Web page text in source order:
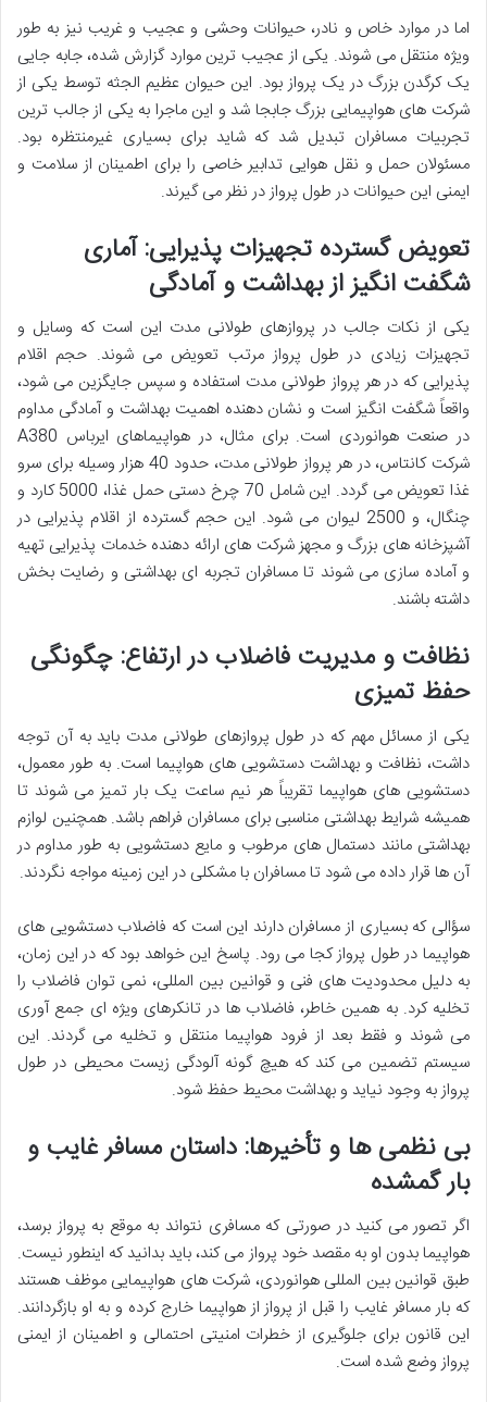
اما در موارد خاص و نادر، حیوانات وحشی و عجیب و غریب نیز به طور
ویژه منتقل می شوند. یکی از عجیب ترین موارد گزارش شده، جابه جایی
یک کرگدن بزرگ در یک پرواز بود. این حیوان عظیم الجثه توسط یکی از
شرکت های هواپیمایی بزرگ جابجا شد و این ماجرا به یکی از جالب ترین
تجربیات مسافران تبدیل شد که شاید برای بسیاری غیرمنتظره بود.
مسئولان حمل و نقل هوایی تدابیر خاصی را برای اطمینان از سلامت و
ایمنی این حیوانات در طول پرواز در نظر می گیرند.
تعویض گسترده تجهیزات پذیرایی: آماری
شگفت انگیز از بهداشت و آمادگی
یکی از نکات جالب در پروازهای طولانی مدت این است که وسایل و
تجهیزات زیادی در طول پرواز مرتب تعویض می شوند. حجم اقلام
پذیرایی که در هر پرواز طولانی مدت استفاده و سپس جایگزین می شود،
واقعاً شگفت انگیز است و نشان دهنده اهمیت بهداشت و آمادگی مداوم
در صنعت هوانوردی است. برای مثال، در هواپیماهای ایرباس A380
شرکت کانتاس، در هر پرواز طولانی مدت، حدود 40 هزار وسیله برای سرو
غذا تعویض می گردد. این شامل 70 چرخ دستی حمل غذا، 5000 کارد و
چنگال، و 2500 لیوان می شود. این حجم گسترده از اقلام پذیرایی در
آشپزخانه های بزرگ و مجهز شرکت های ارائه دهنده خدمات پذیرایی تهیه
و آماده سازی می شوند تا مسافران تجربه ای بهداشتی و رضایت بخش
داشته باشند.
نظافت و مدیریت فاضلاب در ارتفاع: چگونگی
حفظ تمیزی
یکی از مسائل مهم که در طول پروازهای طولانی مدت باید به آن توجه
داشت، نظافت و بهداشت دستشویی های هواپیما است. به طور معمول،
دستشویی های هواپیما تقریباً هر نیم ساعت یک بار تمیز می شوند تا
همیشه شرایط بهداشتی مناسبی برای مسافران فراهم باشد. همچنین لوازم
بهداشتی مانند دستمال های مرطوب و مایع دستشویی به طور مداوم در
آن ها قرار داده می شود تا مسافران با مشکلی در این زمینه مواجه نگردند.
سؤالی که بسیاری از مسافران دارند این است که فاضلاب دستشویی های
هواپیما در طول پرواز کجا می رود. پاسخ این خواهد بود که در این زمان،
به دلیل محدودیت های فنی و قوانین بین المللی، نمی توان فاضلاب را
تخلیه کرد. به همین خاطر، فاضلاب ها در تانکرهای ویژه ای جمع آوری
می شوند و فقط بعد از فرود هواپیما منتقل و تخلیه می گردند. این
سیستم تضمین می کند که هیچ گونه آلودگی زیست محیطی در طول
پرواز به وجود نیاید و بهداشت محیط حفظ شود.
بی نظمی ها و تأخیرها: داستان مسافر غایب و
بار گمشده
اگر تصور می کنید در صورتی که مسافری نتواند به موقع به پرواز برسد،
هواپیما بدون او به مقصد خود پرواز می کند، باید بدانید که اینطور نیست.
طبق قوانین بین المللی هوانوردی، شرکت های هواپیمایی موظف هستند
که بار مسافر غایب را قبل از پرواز از هواپیما خارج کرده و به او بازگردانند.
این قانون برای جلوگیری از خطرات امنیتی احتمالی و اطمینان از ایمنی
پرواز وضع شده است.